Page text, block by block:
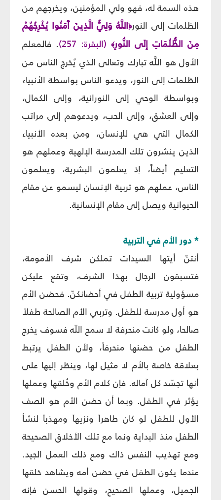
هذه السمة له، فهو ولي المؤمنين، ويخرجهم من
الظلمات إلى النور﴿اللَّهُ وَلِيُّ الَّذِينَ آَمَنُوا يُخْرِجُهُمْ
مِنَ الظُّلُمَاتِ إِلَى النُّورِ﴾ (البقرة: 257)
. فالمعلم
الأول هو اللَّه تبارك وتعالى الذي يُخرج الناس من
الظلمات إلى النور، ويدعو الناس بواسطة الأنبياء
وبواسطة الوحي إلى النورانية، وإلى الكمال،
وإلى العشق، وإلى الحب، ويدعوهم إلى مراتب
الكمال التي هي للإنسان، ومن بعده الأنبياء
الذين ينشرون تلك المدرسة الإلهية وعملهم هو
التعليم أيضاً، إذ يعلمون البشرية، ويعلمون
الناس، عملهم هو تربية الإنسان ليسمو عن مقام
الحيوانية ويصل إلى مقام الإنسانية.
* دور الأم في التربية
أنتنّ أيتها السيدات تملكن شرف الأمومة،
فتسبقون الرجال بهذا الشرف، وتقع عليكن
مسؤولية تربية الطفل في أحضانكنّ. فحضن الأم
هو أول مدرسة للطفل. وتربي الأم الصالحة طفلاً
صالحاً، ولو كانت منحرفة لا سمح اللَّه فسوف يخرج
الطفل من حضنها منحرفاً، ولأن الطفل يرتبط
بعلاقة خاصة بالأم لا مثيل لها، وينظر إليها على
أنها تجسّد كل آماله. فإن كلام الأم وخُلقها وعملها
يؤثر في الطفل. وبما أن حضن الأم هو الصف
الأول للطفل لو كان طاهراً ونزيهاً ومهذباً لنشأ
الطفل منذ البداية ونما مع تلك الأخلاق الصحيحة
ومع تهذيب النفس ذاك ومع ذلك العمل الجيد.
عندما يكون الطفل في حضن أمه ويشاهد خلقها
الجميل، وعملها الصحيح، وقولها الحسن فإنه